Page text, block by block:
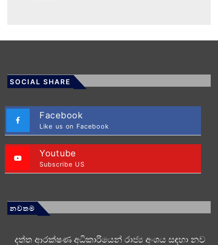
SOCIAL SHARE
Facebook
Like us on Facebook
Youtube
Subscribe US
නවතම
දත්ත ආරක්ෂණ අධිකාරියෙන් රාජ්‍ය අංශය සඳහා නව